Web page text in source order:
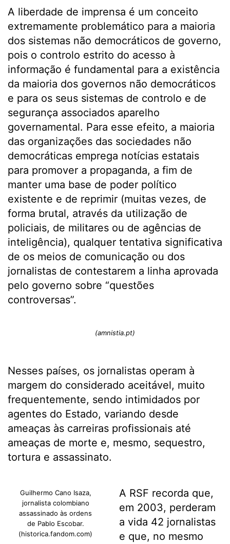
A liberdade de imprensa é um conceito
extremamente problemático para a maioria
dos sistemas não democráticos de governo,
pois o controlo estrito do acesso à
informação é fundamental para a existência
da maioria dos governos não democráticos
e para os seus sistemas de controlo e de
segurança associados aparelho
governamental. Para esse efeito, a maioria
das organizações das sociedades não
democráticas emprega notícias estatais
para promover a propaganda, a fim de
manter uma base de poder político
existente e de reprimir (muitas vezes, de
forma brutal, através da utilização de
policiais, de militares ou de agências de
inteligência), qualquer tentativa significativa
de os meios de comunicação ou dos
jornalistas de contestarem a linha aprovada
pelo governo sobre “questões
controversas”.
(amnistia.pt)
Nesses países, os jornalistas operam à
margem do considerado aceitável, muito
frequentemente, sendo intimidados por
agentes do Estado, variando desde
ameaças às carreiras profissionais até
ameaças de morte e, mesmo, sequestro,
tortura e assassinato.
Guilhermo Cano Isaza,
jornalista colombiano
assassinado às ordens
de Pablo Escobar.
(historica.fandom.com)
A RSF recorda que,
em 2003, perderam
a vida 42 jornalistas
e que, no mesmo